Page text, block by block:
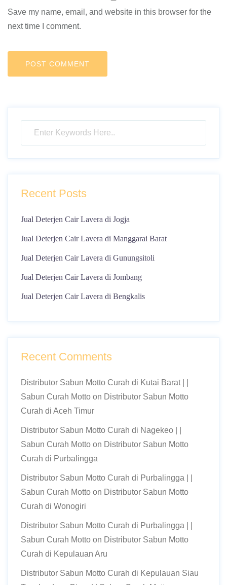
Save my name, email, and website in this browser for the
next time I comment.
Recent Posts
Jual Deterjen Cair Lavera di Jogja
Jual Deterjen Cair Lavera di Manggarai Barat
Jual Deterjen Cair Lavera di Gunungsitoli
Jual Deterjen Cair Lavera di Jombang
Jual Deterjen Cair Lavera di Bengkalis
Recent Comments
Distributor Sabun Motto Curah di Kutai Barat | |
Sabun Curah Motto on Distributor Sabun Motto
Curah di Aceh Timur
Distributor Sabun Motto Curah di Nagekeo | |
Sabun Curah Motto on Distributor Sabun Motto
Curah di Purbalingga
Distributor Sabun Motto Curah di Purbalingga | |
Sabun Curah Motto on Distributor Sabun Motto
Curah di Wonogiri
Distributor Sabun Motto Curah di Purbalingga | |
Sabun Curah Motto on Distributor Sabun Motto
Curah di Kepulauan Aru
Distributor Sabun Motto Curah di Kepulauan Siau